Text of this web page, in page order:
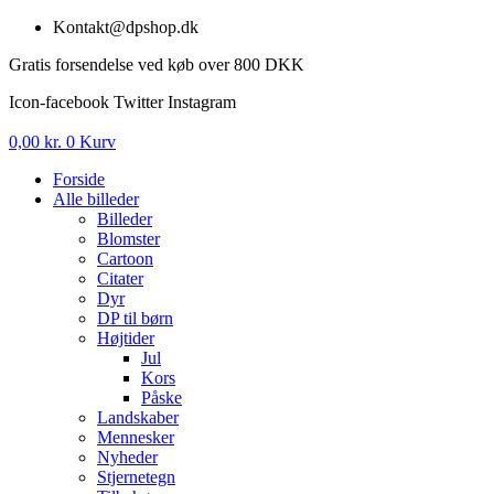
Videre
indhold
Kontakt@dpshop.dk
Gratis forsendelse ved køb over 800 DKK
Icon-facebook Twitter Instagram
0,00 kr. 0 Kurv
Forside
Alle billeder
Billeder
Blomster
Cartoon
Citater
Dyr
DP til børn
Højtider
Jul
Kors
Påske
Landskaber
Mennesker
Nyheder
Stjernetegn